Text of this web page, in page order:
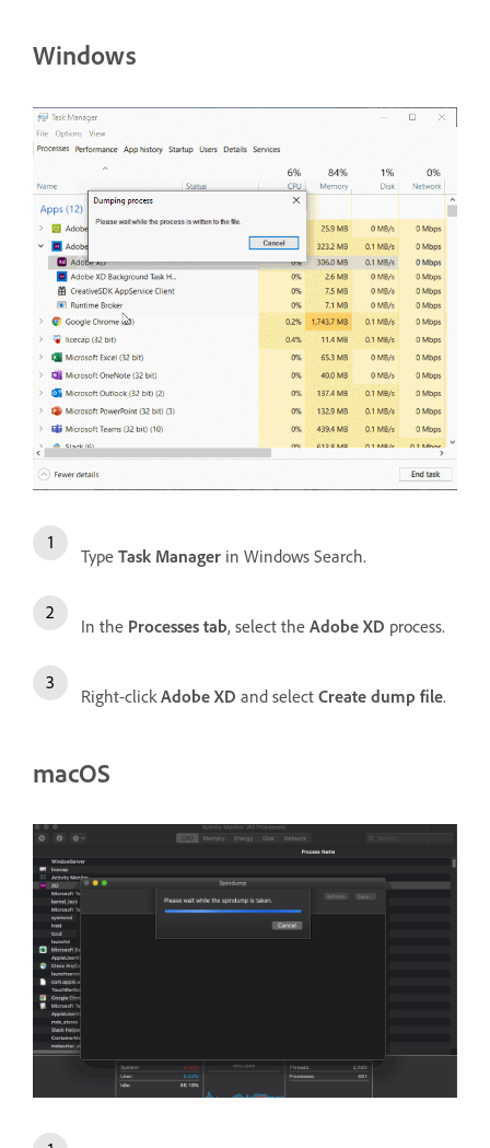
Windows
Type Task Manager in Windows Search.
In the Processes tab, select the Adobe XD process.
Right-click Adobe XD and select Create dump file.
macOS